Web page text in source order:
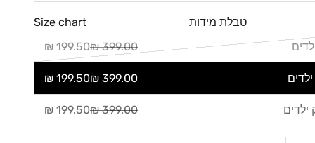
טבלת מידות
Size chart
399.00 ₪
199.50 ₪
399.00 ₪
199.50 ₪
399.00 ₪
199.50 ₪